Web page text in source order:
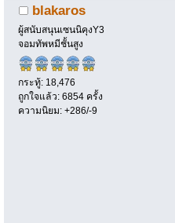
blakaros
ผู้สนับสนุนเซนนิคุงY3
จอมทัพหมีชั้นสูง
กระทู้: 18,476
ถูกใจแล้ว: 6854 ครั้ง
ความนิยม: +286/-9